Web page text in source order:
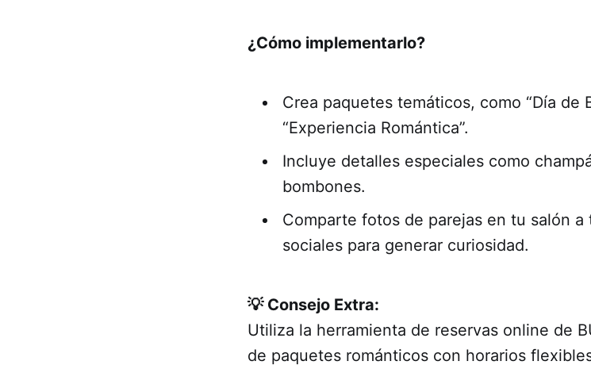
¿Cómo implementarlo?
Crea paquetes temáticos, como “Día de
“Experiencia Romántica”.
Incluye detalles especiales como
bombones.
Comparte fotos de parejas en tu salón a
sociales para generar curiosidad.
💡 Consejo Extra:
Utiliza la herramienta de reservas online de
de paquetes románticos con horarios